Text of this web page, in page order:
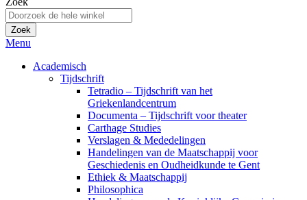
Zoek
Menu
Academisch
Tijdschrift
Tetradio – Tijdschrift van het
Griekenlandcentrum
Documenta – Tijdschrift voor theater
Carthage Studies
Verslagen & Mededelingen
Handelingen van de Maatschappij voor
Geschiedenis en Oudheidkunde te Gent
Ethiek & Maatschappij
Philosophica